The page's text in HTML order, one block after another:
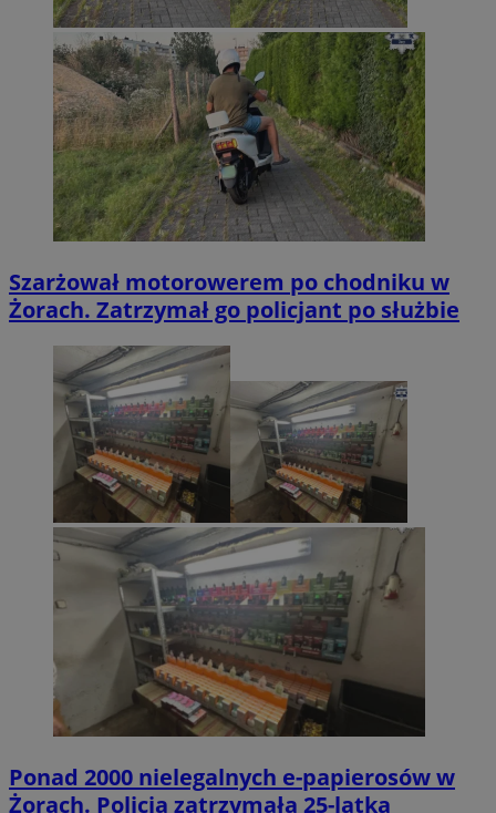
Szarżował motorowerem po chodniku w
Żorach. Zatrzymał go policjant po służbie
Ponad 2000 nielegalnych e-papierosów w
Żorach. Policja zatrzymała 25-latka